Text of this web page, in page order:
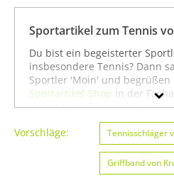
Preis
Farbe
Sportartikel zum Tennis
Du bist ein begeisterter
insbesondere Tennis? Dann
Sportler 'Moin' und begrüßen
Sportartikel-Shop in der
dieser Seite findest Du unser
Marke Krujecnt speziell für
kannst die Auswahl weiter
Angeln von Krujecntoder
. Wenn Du dagegen
Sportart Tennis suchst,
Vorschläge: Tennisschläger
Griffband von